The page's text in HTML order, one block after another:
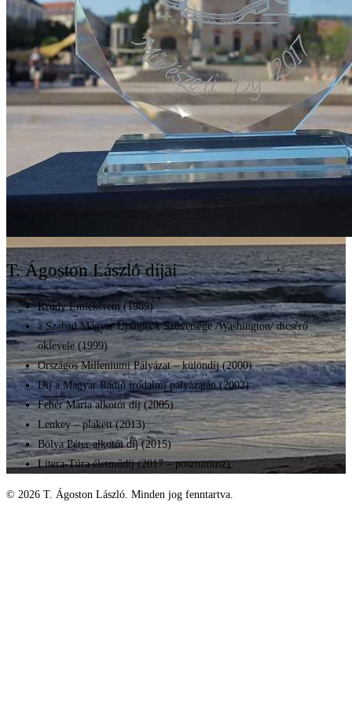
T. Ágoston László díjai
Krúdy Emlékérem (1989)
a Szabad Magyar Újságírók Szövetsége /Washington/ dicsérő
oklevele (1999)
Országos Milleniumi Pályázat – különdíj (2000)
Díj a Magyar Rádió irodalmi pályázatán (2002)
Fehér Mária alkotói díj (2005)
Lenkey – plakett (2013)
Bólya Péter alkotói díj (2015)
Litera-Túra életműdíj (2017 – posztumusz)
© 2026 T. Ágoston László. Minden jog fenntartva.